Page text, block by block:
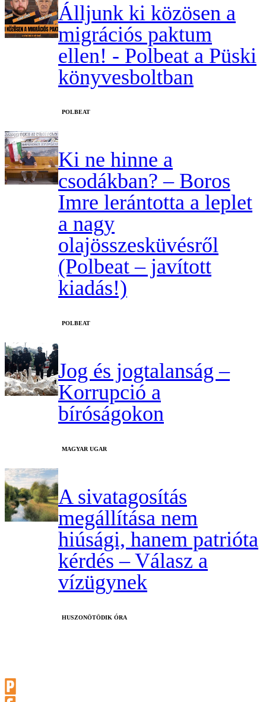
Álljunk ki közösen a
migrációs paktum
ellen! - Polbeat a Püski
könyvesboltban
‎POLBEAT
Ki ne hinne a
csodákban? – Boros
Imre lerántotta a leplet
a nagy
olajösszesküvésről
(Polbeat – javított
kiadás!)
‎POLBEAT
Jog és jogtalanság –
Korrupció a
bíróságokon
MAGYAR UGAR
A sivatagosítás
megállítása nem
hiúsági, hanem patrióta
kérdés – Válasz a
vízügynek
HUSZONÖTÖDIK ÓRA